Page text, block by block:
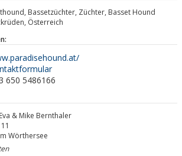
Bassetzüchter, Züchter, Basset Hound
Österreich
650 5486166
& Mike Bernthaler
Wörthersee